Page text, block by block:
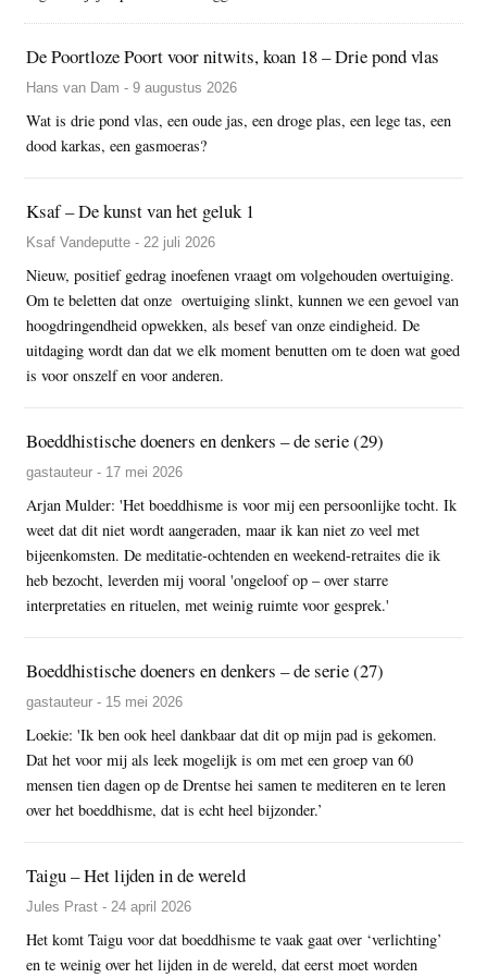
De Poortloze Poort voor nitwits, koan 18 – Drie pond vlas
Hans van Dam - 9 augustus 2026
Wat is drie pond vlas, een oude jas, een droge plas, een lege tas, een
dood karkas, een gasmoeras?
Ksaf – De kunst van het geluk 1
Ksaf Vandeputte - 22 juli 2026
Nieuw, positief gedrag inoefenen vraagt om volgehouden overtuiging.
Om te beletten dat onze overtuiging slinkt, kunnen we een gevoel van
hoogdringendheid opwekken, als besef van onze eindigheid. De
uitdaging wordt dan dat we elk moment benutten om te doen wat goed
is voor onszelf en voor anderen.
Boeddhistische doeners en denkers – de serie (29)
gastauteur - 17 mei 2026
Arjan Mulder: 'Het boeddhisme is voor mij een persoonlijke tocht. Ik
weet dat dit niet wordt aangeraden, maar ik kan niet zo veel met
bijeenkomsten. De meditatie-ochtenden en weekend-retraites die ik
heb bezocht, leverden mij vooral 'ongeloof op – over starre
interpretaties en rituelen, met weinig ruimte voor gesprek.'
Boeddhistische doeners en denkers – de serie (27)
gastauteur - 15 mei 2026
Loekie: 'Ik ben ook heel dankbaar dat dit op mijn pad is gekomen.
Dat het voor mij als leek mogelijk is om met een groep van 60
mensen tien dagen op de Drentse hei samen te mediteren en te leren
over het boeddhisme, dat is echt heel bijzonder.’
Taigu – Het lijden in de wereld
Jules Prast - 24 april 2026
Het komt Taigu voor dat boeddhisme te vaak gaat over ‘verlichting’
en te weinig over het lijden in de wereld, dat eerst moet worden